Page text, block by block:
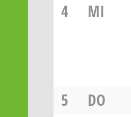
4 MI
5
DO